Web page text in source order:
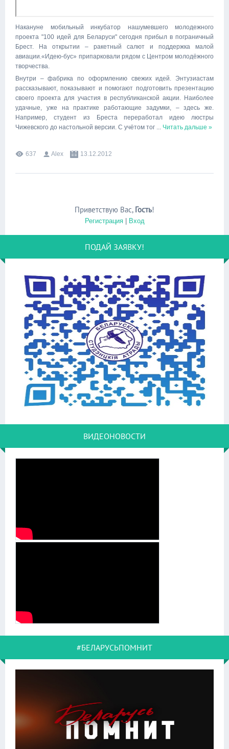
Накануне мобильный инкубатор нашумевшего молодежного
проекта "100 идей для Беларуси" сегодня прибыл в пограничный
Брест. На открытии – ракетный салют и поддержка малой
авиации.«Идею-бус» припарковали рядом с Центром молодёжного
творчества.
Внутри – фабрика по оформлению свежих идей. Энтузиастам
рассказывают, показывают и помогают подготовить презентацию
своего проекта для участия в республиканской акции. Наиболее
удачные, уже на практике работающие задумки, – здесь же.
Например, студент из Бреста переработал идею люстры
Чижевского до настольной версии. С учётом тог ... Читать дальше »
637 Alex 13.12.2012
Приветствую Вас, Гость!
Регистрация| Вход
ПОДАЙ ЗАЯВКУ!
ВИДЕОНОВОСТИ
#БЕЛАРУСЬПОМНИТ